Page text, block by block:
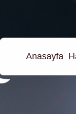
Anasayfa